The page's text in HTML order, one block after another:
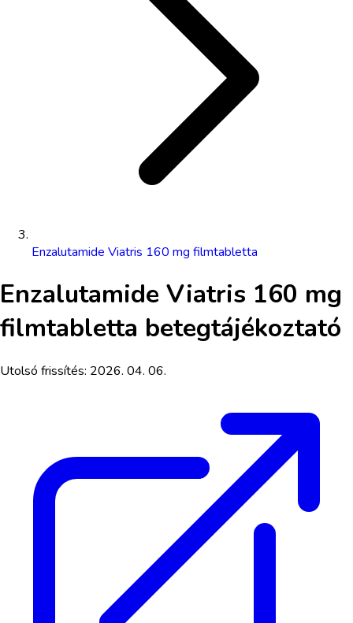
Enzalutamide Viatris 160 mg filmtabletta
Enzalutamide Viatris 160 mg
filmtabletta betegtájékoztató
Utolsó frissítés: 2026. 04. 06.